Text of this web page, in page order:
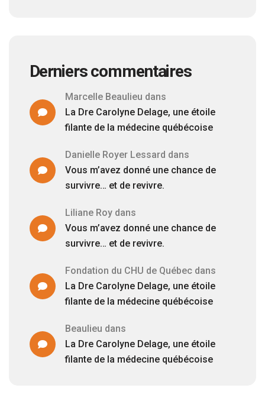
Derniers commentaires
Marcelle Beaulieu dans
La Dre Carolyne Delage, une étoile
filante de la médecine québécoise
Danielle Royer Lessard dans
Vous m’avez donné une chance de
survivre… et de revivre.
Liliane Roydans
Vous m’avez donné une chance de
survivre… et de revivre.
Fondation du CHU de Québecdans
La Dre Carolyne Delage, une étoile
filante de la médecine québécoise
Beaulieu dans
La Dre Carolyne Delage, une étoile
filante de la médecine québécoise